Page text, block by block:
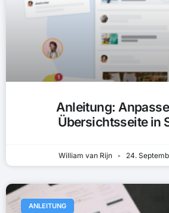
Anleitung:
Übersichtsseite in
William van Rijn 24.
ANLEITUNG